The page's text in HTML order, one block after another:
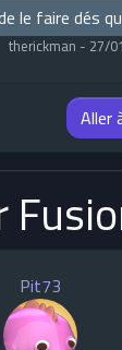
le faire dés
therickman - 27/
Aller
Pit73